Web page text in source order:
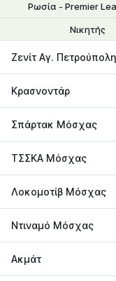
Ρωσία - Premier
Νικητής
Ζενίτ Αγ.
Κρασνοντάρ
Σπάρτακ Μόσχας
ΤΣΣΚΑ Μόσχας
Λοκομοτίβ Μόσχας
Ντιναμό Μόσχας
Ακμάτ